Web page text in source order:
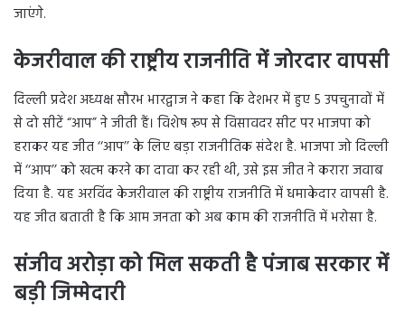
जाएंगे.
केजरीवाल की राष्ट्रीय राजनीति में जोरदार वापसी
दिल्ली प्रदेश अध्यक्ष सौरभ भारद्वाज ने कहा कि देशभर में हुए 5 उपचुनावों में
से दो सीटें “आप” ने जीती हैं। विशेष रूप से विसावदर सीट पर भाजपा को
हराकर यह जीत ‘‘आप’’ के लिए बड़ा राजनीतिक संदेश है. भाजपा जो दिल्ली
में ‘‘आप’’ को खत्म करने का दावा कर रही थी, उसे इस जीत ने करारा जवाब
दिया है. यह अरविंद केजरीवाल की राष्ट्रीय राजनीति में धमाकेदार वापसी है.
यह जीत बताती है कि आम जनता को अब काम की राजनीति में भरोसा है.
संजीव अरोड़ा को मिल सकती है पंजाब सरकार में
बड़ी जिम्मेदारी